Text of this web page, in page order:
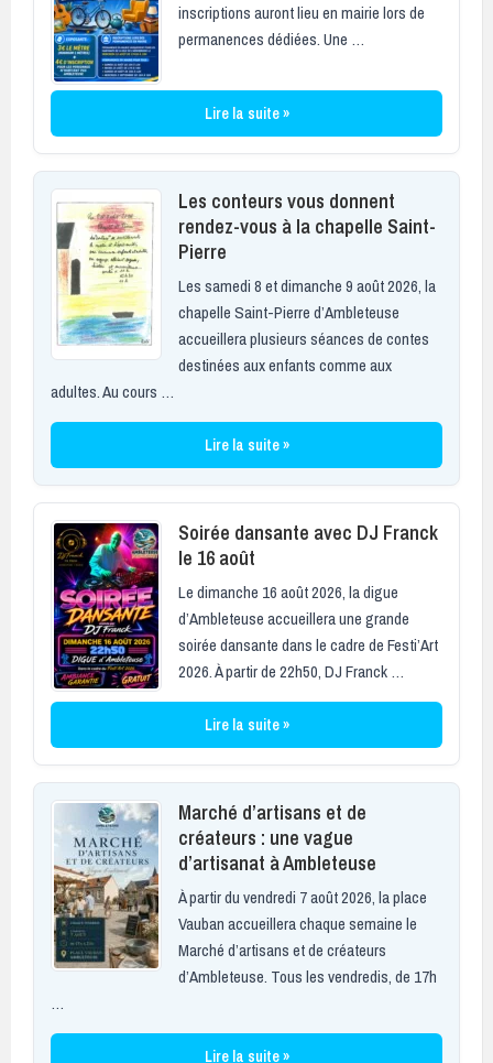
inscriptions auront lieu en mairie lors de
permanences dédiées. Une …
Lire la suite »
Les conteurs vous donnent
rendez-vous à la chapelle Saint-
Pierre
Les samedi 8 et dimanche 9 août 2026, la
chapelle Saint-Pierre d’Ambleteuse
accueillera plusieurs séances de contes
destinées aux enfants comme aux
adultes. Au cours …
Lire la suite »
Soirée dansante avec DJ Franck
le 16 août
Le dimanche 16 août 2026, la digue
d’Ambleteuse accueillera une grande
soirée dansante dans le cadre de Festi’Art
2026. À partir de 22h50, DJ Franck …
Lire la suite »
Marché d’artisans et de
créateurs : une vague
d’artisanat à Ambleteuse
À partir du vendredi 7 août 2026, la place
Vauban accueillera chaque semaine le
Marché d’artisans et de créateurs
d’Ambleteuse. Tous les vendredis, de 17h
…
Lire la suite »